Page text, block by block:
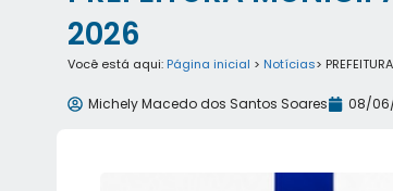
2026
Você está aqui: Página inicial > Notícias>
Michely Macedo dos Santos Soares 08/